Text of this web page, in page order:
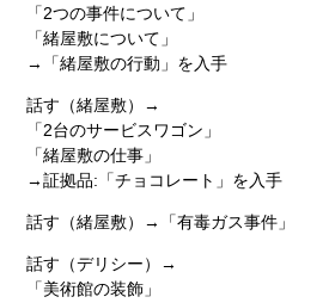
「2つの事件について」
「緒屋敷について」
→「緒屋敷の行動」を入手
話す（緒屋敷）→
「2台のサービスワゴン」
「緒屋敷の仕事」
→証拠品:「チョコレート」を入手
話す（緒屋敷）→「有毒ガス事件」
話す（デリシー）→
「美術館の装飾」